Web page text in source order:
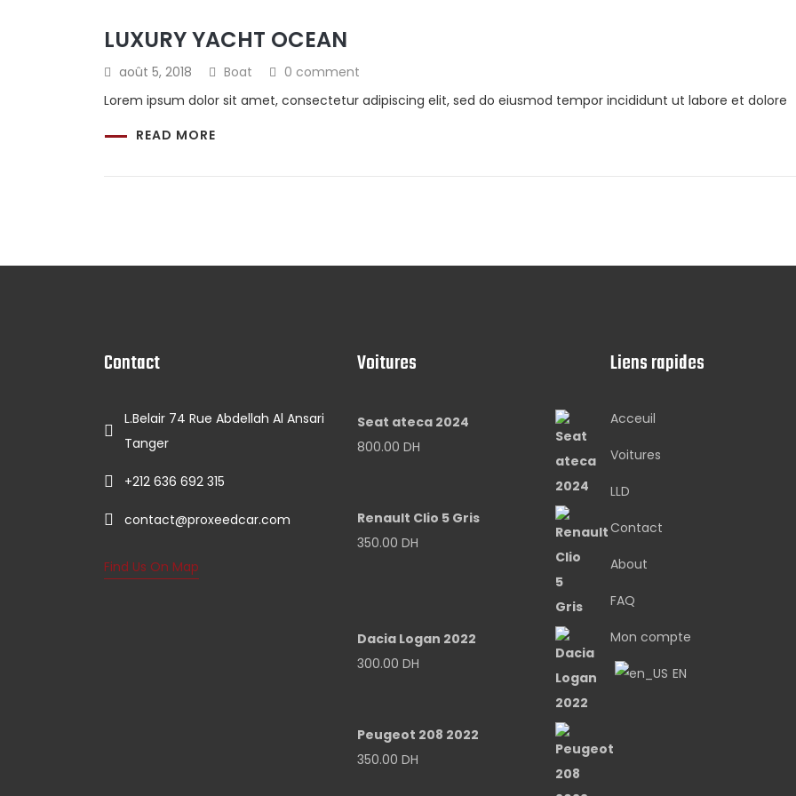
LUXURY YACHT OCEAN
août 5, 2018 Boat
0 comment
Lorem ipsum dolor sit amet, consectetur adipiscing elit, sed do eiusmod tempor incididunt ut labore et dolore
READ MORE
Contact
L.Belair 74 Rue Abdellah Al Ansari
Tanger
+212 636 692 315
contact@proxeedcar.com
Find Us On Map
Voitures
Seat ateca 2024
800.00 DH
Renault Clio 5 Gris
350.00 DH
Dacia Logan 2022
300.00 DH
Peugeot 208 2022
350.00 DH
Liens rapides
Acceuil
Voitures
LLD
Contact
About
FAQ
Mon compte
EN